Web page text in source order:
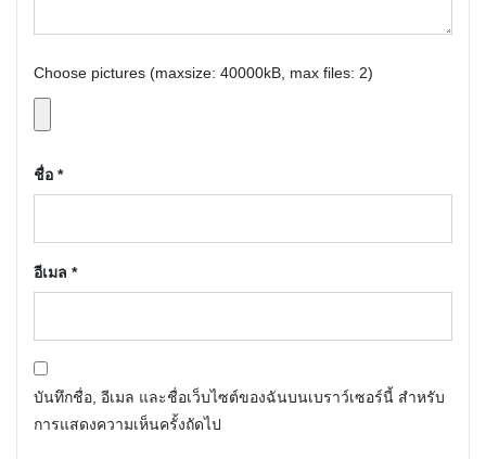
Choose pictures (maxsize: 40000kB, max files: 2)
ชื่อ *
อีเมล *
บันทึกชื่อ, อีเมล และชื่อเว็บไซต์ของฉันบนเบราว์เซอร์นี้ สำหรับ
การแสดงความเห็นครั้งถัดไป